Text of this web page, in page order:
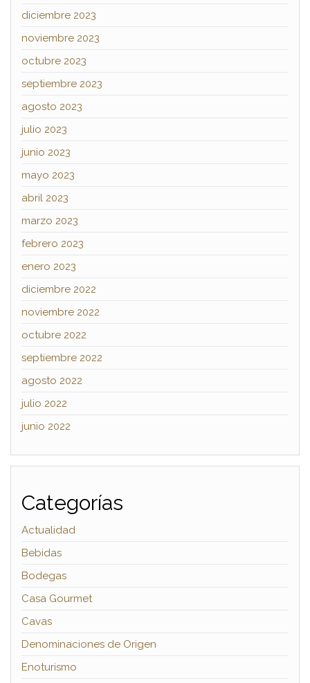
diciembre 2023
noviembre 2023
octubre 2023
septiembre 2023
agosto 2023
julio 2023
junio 2023
mayo 2023
abril 2023
marzo 2023
febrero 2023
enero 2023
diciembre 2022
noviembre 2022
octubre 2022
septiembre 2022
agosto 2022
julio 2022
junio 2022
Categorías
Actualidad
Bebidas
Bodegas
Casa Gourmet
Cavas
Denominaciones de Origen
Enoturismo